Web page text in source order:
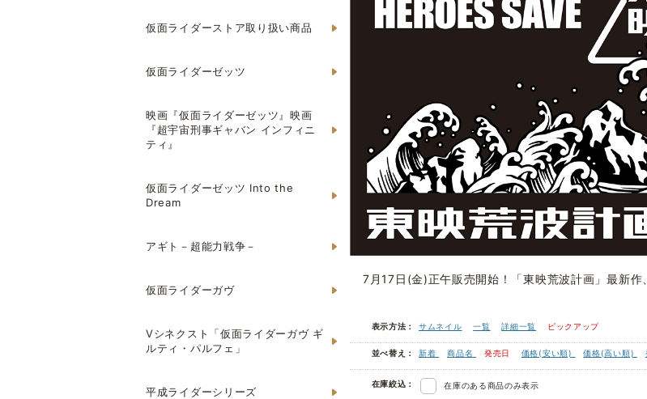
7月17日(金)正午販売開始！「東映荒波計画」最新
表示方法： サムネイル 一覧 詳細一覧 ピックアップ
並べ替え： 新着 商品名 発売日 価格(安い順) 価格(高い順)
在庫絞込： 在庫のある商品のみ表示
仮面ライダーストア取り扱い商品
仮面ライダーゼッツ
映画『仮面ライダーゼッツ』映画
『超宇宙刑事ギャバン インフィニ
ティ』
仮面ライダーゼッツ Into the
Dream
アギト－超能力戦争－
仮面ライダーガヴ
Vシネクスト「仮面ライダーガヴ ギ
ルティ・パルフェ」
平成ライダーシリーズ